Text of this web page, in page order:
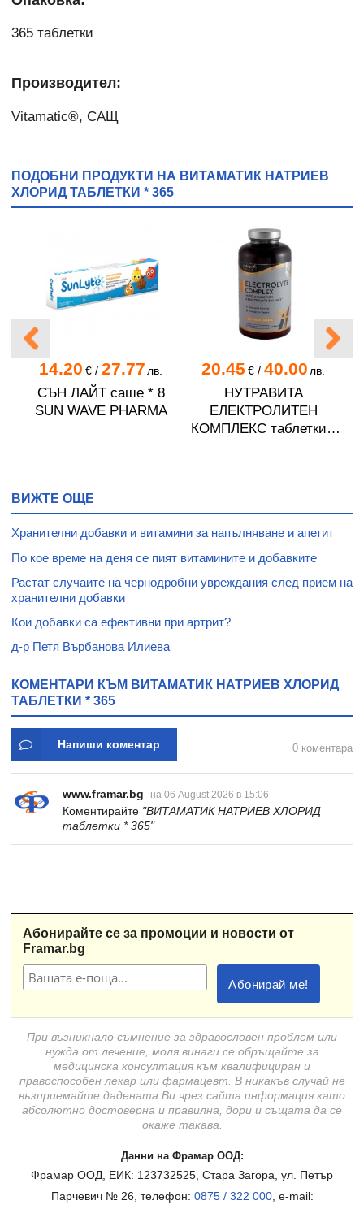
365 таблетки
Производител:
Vitamatic®, САЩ
ПОДОБНИ ПРОДУКТИ НА ВИТАМАТИК НАТРИЕВ
ХЛОРИД ТАБЛЕТКИ * 365
14.20 €/ 27.77 лв.
СЪН ЛАЙТ саше * 8
SUN WAVE PHARMA
20.45 €/ 40.00 лв.
НУТРАВИТА
ЕЛЕКТРОЛИТЕН
КОМПЛЕКС таблетки *
ВИЖТЕ ОЩЕ
Хранителни добавки и витамини за напълняване и апетит
По кое време на деня се пият витамините и добавките
Растат случаите на чернодробни увреждания след прием на
хранителни добавки
Кои добавки са ефективни при артрит?
д-р Петя Върбанова Илиева
КОМЕНТАРИ КЪМ ВИТАМАТИК НАТРИЕВ ХЛОРИД
ТАБЛЕТКИ * 365
Напиши коментар 0 коментара
www.framar.bg на 06 August 2026 в 15:06
Коментирайте "ВИТАМАТИК НАТРИЕВ ХЛОРИД
таблетки * 365"
Абонирайте се за промоции и новости от
Framar.bg
При възникнало съмнение за здравословен проблем или
нужда от лечение, моля винаги се обръщайте за
медицинска консултация към квалифициран и
правоспособен лекар или фармацевт. В никакъв случай не
възприемайте дадената Ви чрез сайта информация като
абсолютно достоверна и правилна, дори и същата да се
окаже такава.
Данни на Фрамар ООД:
Фрамар ООД, ЕИК: 123732525, Стара Загора, ул. Петър
Парчевич № 26, телефон: 0875 / 322 000, e-mail: